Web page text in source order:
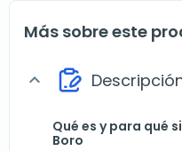
Más sobre este
expand_more
Qué es y para qué
Boro